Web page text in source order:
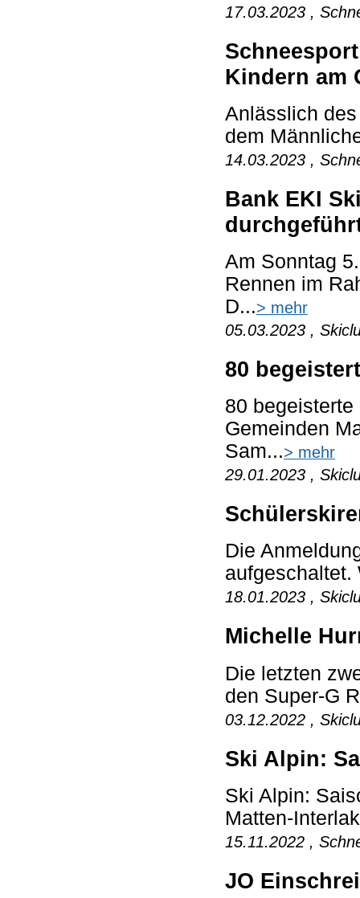
17.03.2023 ,
Kindern am
Anlässlich
dem
14.03.2023 ,
Bank EKI
Am Sonntag
Rennen im
D...> mehr
05.03.2023 ,
80
80
Gemeinden
Sam...> mehr
29.01.2023 ,
Die
aufgeschaltet.
18.01.2023 ,
Michelle
Die letzten
den Super-G
03.12.2022 ,
Ski Alpin:
Ski Alpin:
Matten-
15.11.2022 ,
JO